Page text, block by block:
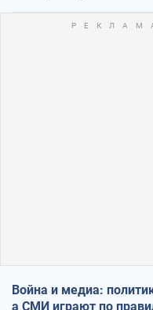
Война и медиа:
а СМИ играют по